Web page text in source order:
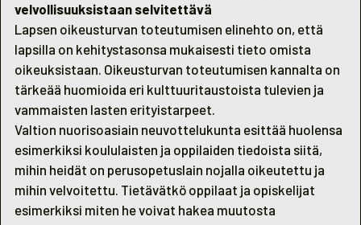
velvollisuuksistaan selvitettävä
Lapsen oikeusturvan toteutumisen elinehto on, että
lapsilla on kehitystasonsa mukaisesti tieto omista
oikeuksistaan. Oikeusturvan toteutumisen kannalta on
tärkeää huomioida eri kulttuuritaustoista tulevien ja
vammaisten lasten erityistarpeet.
Valtion nuorisoasiain neuvottelukunta esittää huolensa
esimerkiksi koululaisten ja oppilaiden tiedoista siitä,
mihin heidät on perusopetuslain nojalla oikeutettu ja
mihin velvoitettu. Tietävätkö oppilaat ja opiskelijat
esimerkiksi miten he voivat hakea muutosta